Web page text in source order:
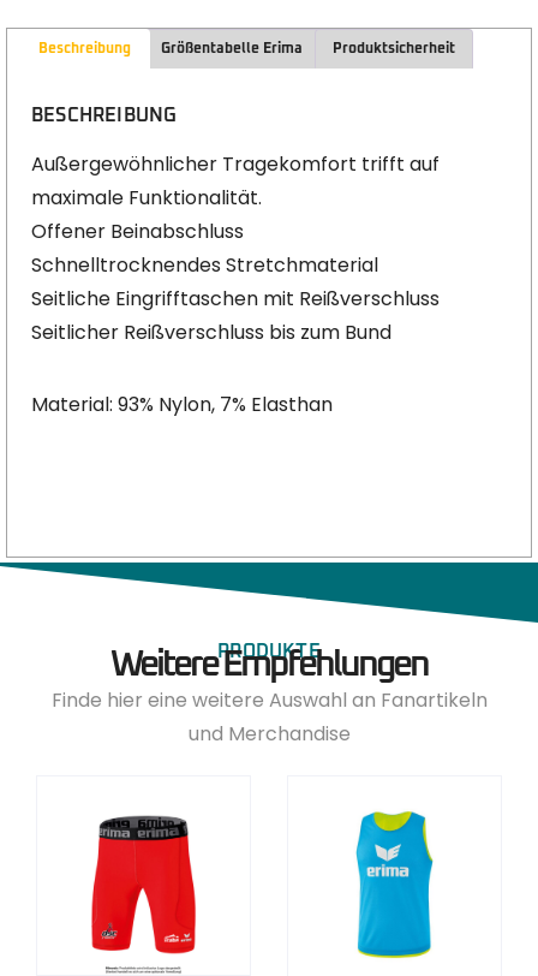
Beschreibung Größentabelle Erima Produktsicherheit
BESCHREIBUNG
Außergewöhnlicher Tragekomfort trifft auf
maximale Funktionalität.
Offener Beinabschluss
Schnelltrocknendes Stretchmaterial
Seitliche Eingrifftaschen mit Reißverschluss
Seitlicher Reißverschluss bis zum Bund
Material: 93% Nylon, 7% Elasthan
PRODUKTE
Weitere Empfehlungen
Finde hier eine weitere Auswahl an Fanartikeln
und Merchandise